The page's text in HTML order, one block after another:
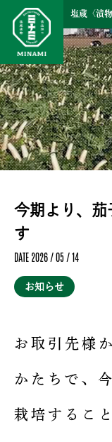
塩蔵〈漬
今期より、茄
す
DATE 2026 / 05 / 14
お知らせ
お取引先様
かたちで、
栽培するこ